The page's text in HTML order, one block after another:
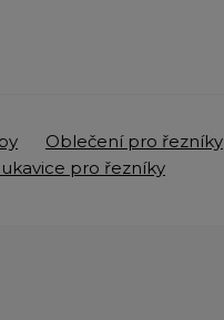
Oblečení pro řezníky
pro řezníky